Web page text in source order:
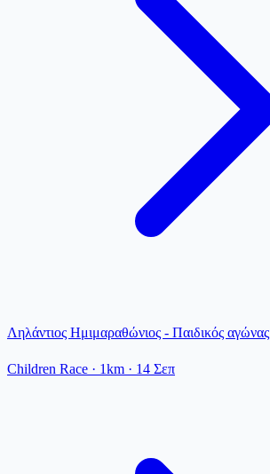
Ληλάντιος Ημιμαραθώνιος - Παιδικός αγώνας
Children Race · 1km · 14 Σεπ